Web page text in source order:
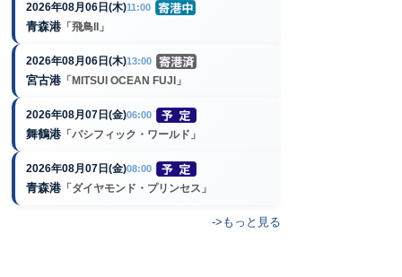
2026年08月06日(木)11:00
青森港 「飛鳥II」
2026年08月06日(木)13:00
宮古港 「MITSUI OCEAN FUJI」
2026年08月07日(金)06:00
舞鶴港 「パシフィック・ワールド」
2026年08月07日(金)08:00
青森港 「ダイヤモンド・プリンセス」
->もっと見る